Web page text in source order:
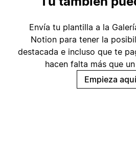
Envía tu plantilla a la
Notion para tener la
destacada e incluso que te
hacen falta más que
Empieza aquí